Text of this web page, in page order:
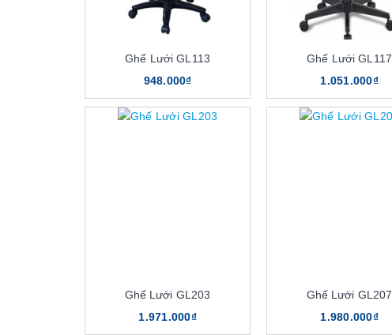
Ghế Lưới GL113
948.000₫
Ghế Lưới GL117
1.051.000₫
Ghế Lưới GL203
1.971.000₫
Ghế Lưới GL207
1.980.000₫